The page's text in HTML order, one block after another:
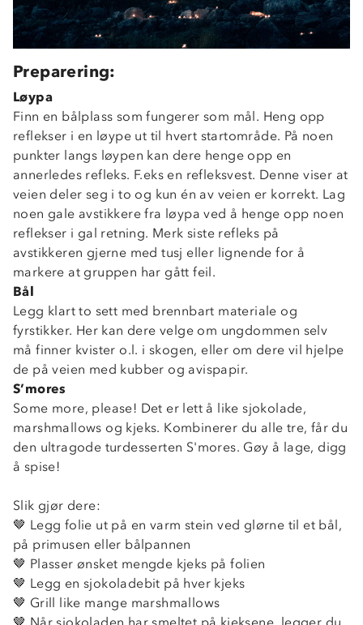
Preparering:
Løypa
Finn en bålplass som fungerer som mål. Heng opp
reflekser i en løype ut til hvert startområde. På noen
punkter langs løypen kan dere henge opp en
annerledes refleks. F.eks en refleksvest. Denne viser at
veien deler seg i to og kun én av veien er korrekt. Lag
noen gale avstikkere fra løypa ved å henge opp noen
reflekser i gal retning. Merk siste refleks på
avstikkeren gjerne med tusj eller lignende for å
markere at gruppen har gått feil.
Bål
Legg klart to sett med brennbart materiale og
fyrstikker. Her kan dere velge om ungdommen selv
må finner kvister o.l. i skogen, eller om dere vil hjelpe
de på veien med kubber og avispapir.
S’mores
Some more, please! Det er lett å like sjokolade,
marshmallows og kjeks. Kombinerer du alle tre, får du
den ultragode turdesserten S'mores. Gøy å lage, digg
å spise!
Slik gjør dere:
🤎 Legg folie ut på en varm stein ved glørne til et bål,
på primusen eller bålpannen
🤎 Plasser ønsket mengde kjeks på folien
🤎 Legg en sjokoladebit på hver kjeks
🤎 Grill like mange marshmallows